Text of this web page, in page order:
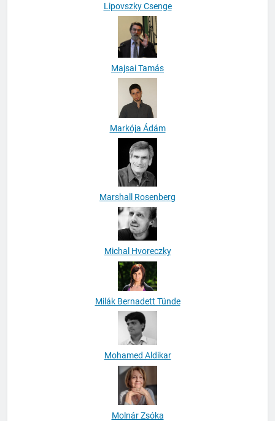
Lipovszky Csenge
Majsai Tamás
Markója Ádám
Marshall Rosenberg
Michal Hvoreczky
Milák Bernadett Tünde
Mohamed Aldikar
Molnár Zsóka